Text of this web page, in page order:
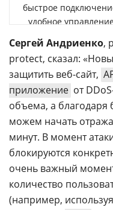
быстрое
удобное
Сергей Андриенко,
protect, сказал:
защитить веб-сайт,
приложение от
объема, а благодаря
можем начать
минут. В момент
блокируются
очень важный
количество
(например, используя